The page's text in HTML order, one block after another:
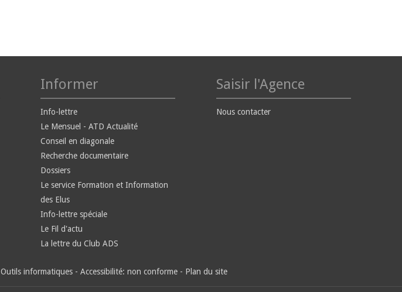
Informer
Info-lettre
Le Mensuel - ATD Actualité
Conseil en diagonale
Recherche documentaire
Dossiers
Le service Formation et Information
des Elus
Info-lettre spéciale
Le Fil d'actu
La lettre du Club ADS
Saisir l'Agence
Nous contacter
Outils informatiques - Accessibilité: non conforme - Plan du site